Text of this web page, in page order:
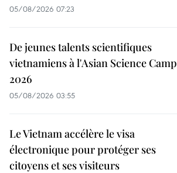
05/08/2026 07:23
De jeunes talents scientifiques
vietnamiens à l'Asian Science Camp
2026
05/08/2026 03:55
Le Vietnam accélère le visa
électronique pour protéger ses
citoyens et ses visiteurs